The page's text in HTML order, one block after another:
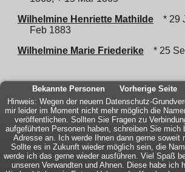
Wilhelmine Henriette Mathilde
* 29
Feb 1883
Wilhelmine Marie Friederike
* 25
Bekannte Personen Vorherige Seite
Hinweis: Wegen der neuern Datenschutz-
mir leider im Moment nicht mehr möglich die
veröffentlichen. Sollten Sie Fragen zu
aufgeführten Personen haben, schreiben Sie mich
Adresse an. Ich werde Ihnen dann gerne soweit
Sollte es in Zukunft wieder möglich sein, die
werde ich das gerne wieder ausführen. Viel Spaß
unseren Verwandten und Ahnen. Diese habe ich